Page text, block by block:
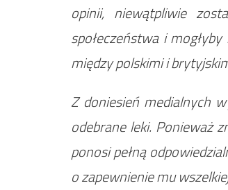
opinii, niewątpliwie
społeczeństwa i
między polskimi i
Z doniesień medialnych
odebrane leki. Ponieważ
ponosi pełną
o zapewnienie mu